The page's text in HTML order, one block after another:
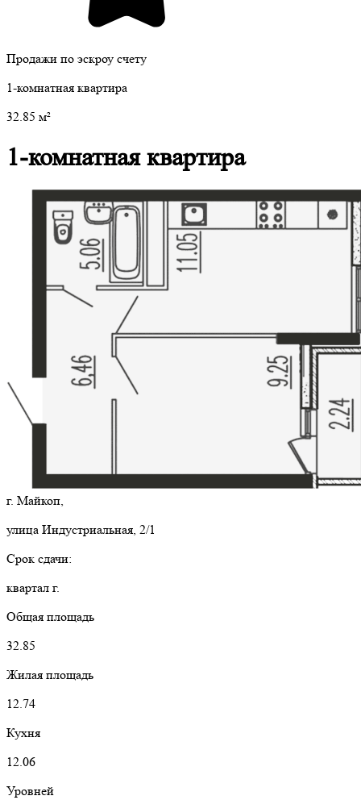
Продажи по эскроу счету
1-комнатная квартира
32.85 м²
1-комнатная квартира
г. Майкоп,
улица Индустриальная, 2/1
Срок сдачи:
квартал г.
Общая площадь
32.85
Жилая площадь
12.74
Кухня
12.06
Уровней